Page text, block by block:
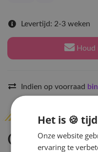
Levertijd: 2-3 weken
Houd
Indien op voorraad
Het is 🍪 tijd
Onze website
ervaring te